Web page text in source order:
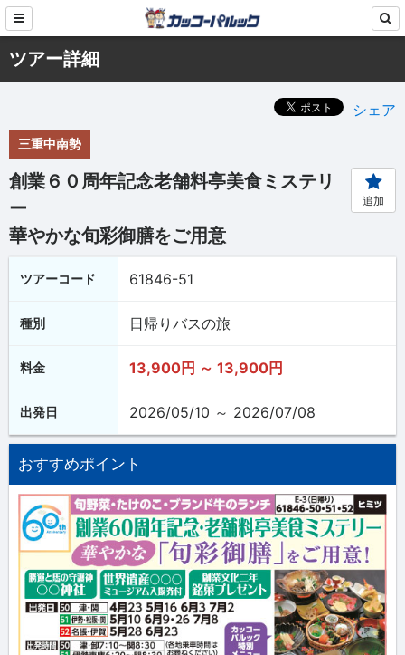
ツアー詳細
シェア
三重中南勢
創業６０周年記念老舗料亭美食ミステリ
ー
華やかな旬彩御膳をご用意
追加
ツアーコード 61846-51
種別 日帰りバスの旅
料金 13,900円 ～ 13,900円
出発日 2026/05/10 ～ 2026/07/08
おすすめポイント